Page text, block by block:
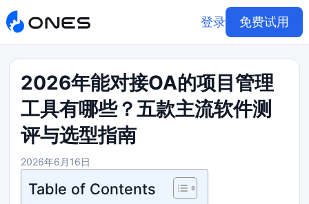
登录 免费试用
2026年能对接OA的项目管理
工具有哪些？五款主流软件测
评与选型指南
2026年6月16日
Table of Contents